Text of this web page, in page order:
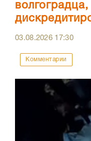
волгоградца,
03.08.2026 17:30
Комментарии